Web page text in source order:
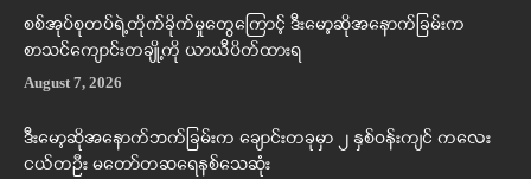
စစ်အုပ်စုတပ်ရဲ့တိုက်ခိုက်မှုတွေကြောင့် ဒီးမော့ဆိုအနောက်ခြမ်းက
စာသင်ကျောင်းတချို့ကို ယာယီပိတ်ထားရ
August 7, 2026
ဒီးမော့ဆိုအနောက်ဘက်ခြမ်းက ချောင်းတခုမှာ ၂ နှစ်ဝန်းကျင် ကလေး
ငယ်တဦး မတော်တဆရေနစ်သေဆုံး